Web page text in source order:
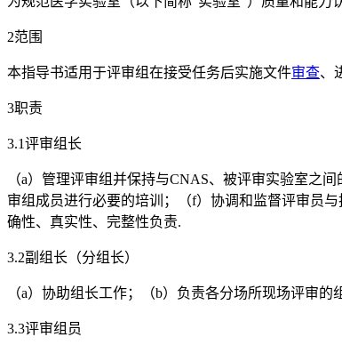
2范围
本指导书适用于评审组在接受任务后实施文件审查、
3职责
3.1评审组长
（a）管理评审组并保持与CNAS、被评审实验室之
审组成员进行必要的培训；（f）协调和监督评审员
确性、真实性、完整性负责.
3.2副组长（分组长）
（a）协助组长工作；（b）负责各分场所现场评审
3.3评审组员